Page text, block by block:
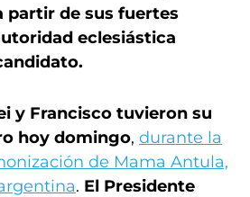
partir de sus fuertes
eclesiástica
y Francisco tuvieron su
hoy domingo, durante la
de Mama Antula,
. El Presidente